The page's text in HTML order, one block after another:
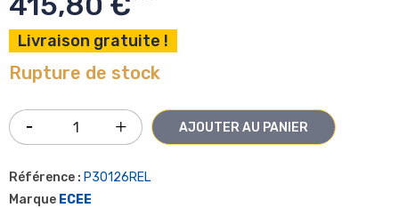
Livraison gratuite !
Rupture de stock
AJOUTER AU PANIER
Référence : P30126REL
Marque ECEE